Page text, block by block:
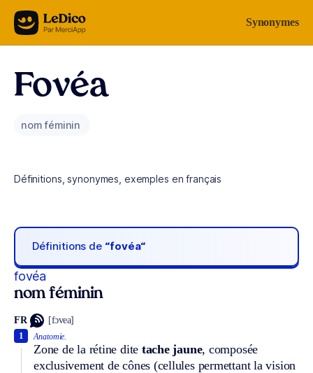
Aller au contenu Synonymes
Fovéa
nom féminin
Définitions, synonymes, exemples en français
Définitions de “fovéa“
fovéa
nom féminin
FR [fɔvea]
Anatomie.
Zone de la rétine dite tache jaune, composée
exclusivement de cônes (cellules permettant la vision
1